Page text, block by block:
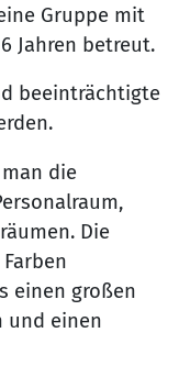
Gruppe mit
Jahren betreut.
beeinträchtigte
die
Die
einen großen
und einen